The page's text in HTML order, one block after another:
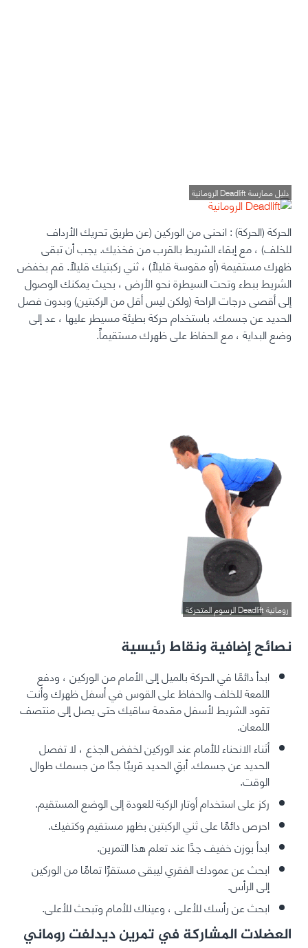
دليل ممارسة Deadlift الرومانية
الحركة (الحركة): انحنى من الوركين (عن طريق تحريك الأرداف
للخلف) ، مع إبقاء الشريط بالقرب من فخذيك. يجب أن تبقى
ظهرك مستقيمة (أو مقوسة قليلاً) ، ثني ركبتيك قليلاً. قم بخفض
الشريط ببطء وتحت السيطرة نحو الأرض ، بحيث يمكنك الوصول
إلى أقصى درجات الراحة (ولكن ليس أقل من الركبتين) وبدون فصل
الحديد عن جسمك. باستخدام حركة بطيئة مسيطر عليها ، عد إلى
وضع البداية ، مع الحفاظ على ظهرك مستقيماً.
رومانية Deadlift الرسوم المتحركة
نصائح إضافية ونقاط رئيسية
ابدأ دائمًا في الحركة بالميل إلى الأمام من الوركين ، ودفع
اللمعة للخلف والحفاظ على القوس في أسفل ظهرك وأنت
تقود الشريط لأسفل مقدمة ساقيك حتى يصل إلى منتصف
اللمعان.
أثناء الانحناء للأمام عند الوركين لخفض الجذع ، لا تفصل
الحديد عن جسمك. أبقِ الحديد قريبًا جدًا من جسمك طوال
الوقت.
ركز على استخدام أوتار الركبة للعودة إلى الوضع المستقيم.
احرص دائمًا على ثني الركبتين بظهر مستقيم وكتفيك.
ابدأ بوزن خفيف جدًا عند تعلم هذا التمرين.
ابحث عن عمودك الفقري ليبقى مستقرًا تمامًا من الوركين
إلى الرأس.
ابحث عن رأسك للأعلى ، وعيناك للأمام وتبحث للأعلى.
العضلات المشاركة في تمرين ديدلفت روماني